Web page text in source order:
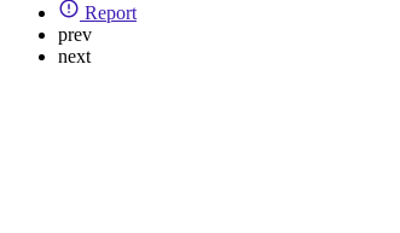
Report
prev
next